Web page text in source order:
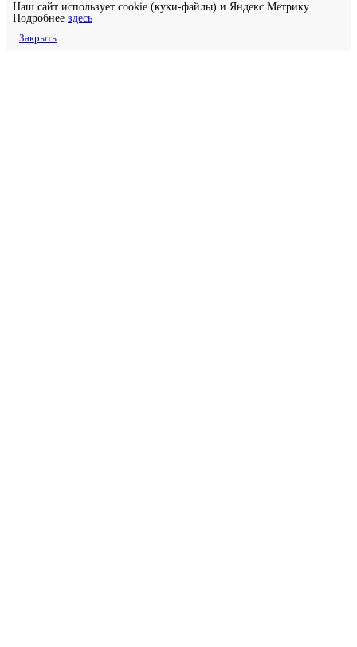
Наш сайт использует cookie (куки-файлы) и Яндекс.Метрику.
Подробнее здесь
Закрыть